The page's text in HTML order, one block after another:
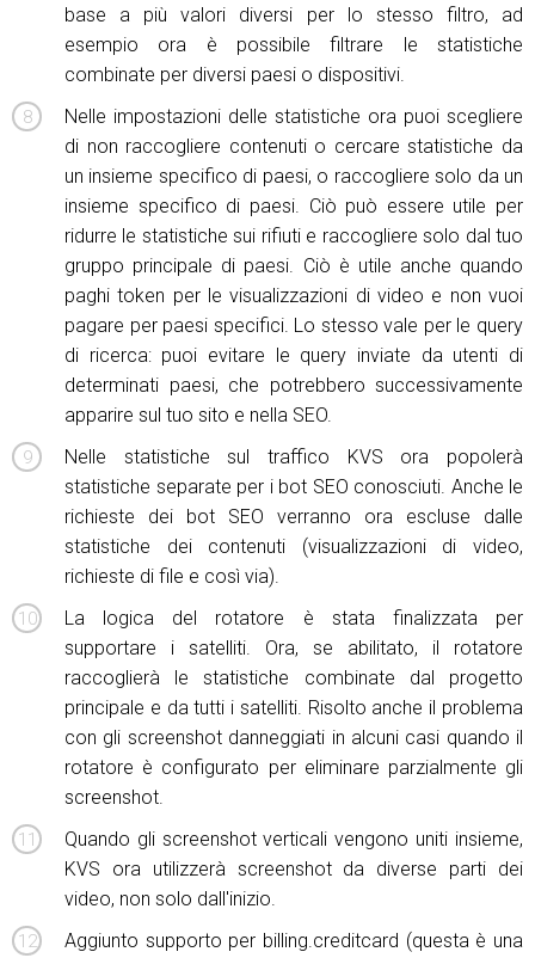
base a più valori diversi per lo stesso filtro, ad
esempio ora è possibile filtrare le statistiche
combinate per diversi paesi o dispositivi.
Nelle impostazioni delle statistiche ora puoi scegliere
di non raccogliere contenuti o cercare statistiche da
un insieme specifico di paesi, o raccogliere solo da un
insieme specifico di paesi. Ciò può essere utile per
ridurre le statistiche sui rifiuti e raccogliere solo dal tuo
gruppo principale di paesi. Ciò è utile anche quando
paghi token per le visualizzazioni di video e non vuoi
pagare per paesi specifici. Lo stesso vale per le query
di ricerca: puoi evitare le query inviate da utenti di
determinati paesi, che potrebbero successivamente
apparire sul tuo sito e nella SEO.
Nelle statistiche sul traffico KVS ora popolerà
statistiche separate per i bot SEO conosciuti. Anche le
richieste dei bot SEO verranno ora escluse dalle
statistiche dei contenuti (visualizzazioni di video,
richieste di file e così via).
La logica del rotatore è stata finalizzata per
supportare i satelliti. Ora, se abilitato, il rotatore
raccoglierà le statistiche combinate dal progetto
principale e da tutti i satelliti. Risolto anche il problema
con gli screenshot danneggiati in alcuni casi quando il
rotatore è configurato per eliminare parzialmente gli
screenshot.
Quando gli screenshot verticali vengono uniti insieme,
KVS ora utilizzerà screenshot da diverse parti dei
video, non solo dall'inizio.
Aggiunto supporto per billing.creditcard (questa è una